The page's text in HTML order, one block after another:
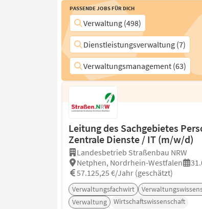
Passende Jobs für Dich
Verwaltung (498)
Dienstleistungsverwaltung (7)
Verwaltungsmanagement (63)
Leitung des Sachgebietes
Zentrale Dienste / IT (m/w/d)
Landesbetrieb Straßenbau NRW
Netphen, Nordrhein-Westfalen
57.125,25 €/Jahr (geschätzt)
Verwaltungsfachwirt
Verwaltung
Wirtschaftswissenschaft